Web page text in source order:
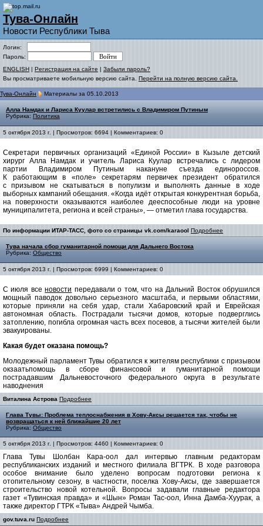
Тува-Онлайн
Новости Республики Тыва
Логин:
Пароль:
ENGLISH | Регистрация на сайте | Забыли пароль?
Вы просматриваете мобильную версию сайта. Перейти на полную версию сайта.
Тува-Онлайн Материалы за 05.10.2013
Алла Намдак и Лариса Куулар встретились с Владимиром Путиным
Рубрика: Политика
5 октября 2013 г. | Просмотров: 6694 | Комментариев: 0
Секретари первичных организаций «Единой России» в Кызыле детский
хирург Алла Намдак и учитель Лариса Куулар встречались с лидером
партии Владимиром Путиным накануне съезда единороссов.
К работающим в «поле» секретарям первичек президент обратился
с призывом не скатываться в популизм и выполнять данные в ходе
выборных кампаний обещания. «Когда идёт открытая конкурентная борьба,
на поверхности оказываются наиболее дееспособные люди на уровне
муниципалитета, региона и всей страны», — отметил глава государства.
По информации ИТАР-ТАСС, фото со страницы vk.com/karaool Подробнее
Тува начала сбор гуманитарной помощи для Дальнего Востока
Рубрика: Общество
5 октября 2013 г. | Просмотров: 6999 | Комментариев: 0
С июля всеновости передавали о том, что на Дальний Восток обрушился
мощный паводок довольно серьезного масштаба, и первыми областями,
которые приняли на себя удар, стали Хабаровский край и Еврейская
автономная область. Пострадали тысячи домов, которые подверглись
затоплению, погибла огромная часть всех посевов, а тысячи жителей были
эвакуированы.
Какая будет оказана помощь?
Молодежный парламент Тувы обратился к жителям республики с призывом
окзаатьпомощь в сборе финансовой и гуманитарной помощи
пострадавшим Дальневосточного федерального округа в результате
наводнения
Виталина Астрова Подробнее
Глава Тувы: Проблема теплоснабжения в Хову-Аксы решается так, чтобы не
возвращаться к ней ближайшие 20 лет
Рубрика: Общество
5 октября 2013 г. | Просмотров: 4460 | Комментариев: 0
Глава Тувы Шолбан Кара-оол дал интервью главным редакторам
республиканских изданий и местного филиала ВГТРК. В ходе разговора
особое внимание было уделено вопросам подготовки региона к
отопительному сезону, в частности, поселка Хову-Аксы, где завершается
строительство новой котельной. Вопросы задавали главные редактора
газет «Тувинская правда» и «Шын» Роман Тас-оол, Инна Дамба-Хуурак, а
также директор ГТРК «Тыва» Андрей Чымба.
gov.tuva.ru Подробнее